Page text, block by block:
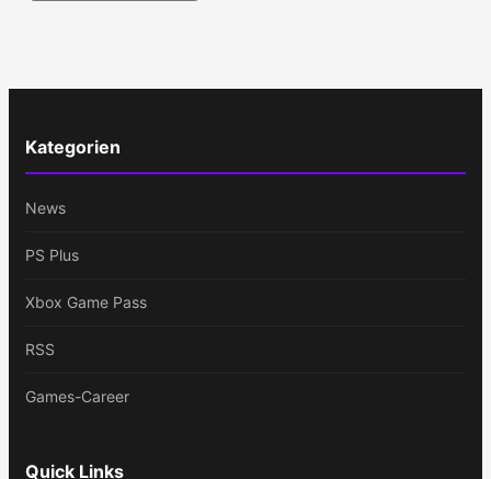
Kategorien
News
PS Plus
Xbox Game Pass
RSS
Games-Career
Quick Links